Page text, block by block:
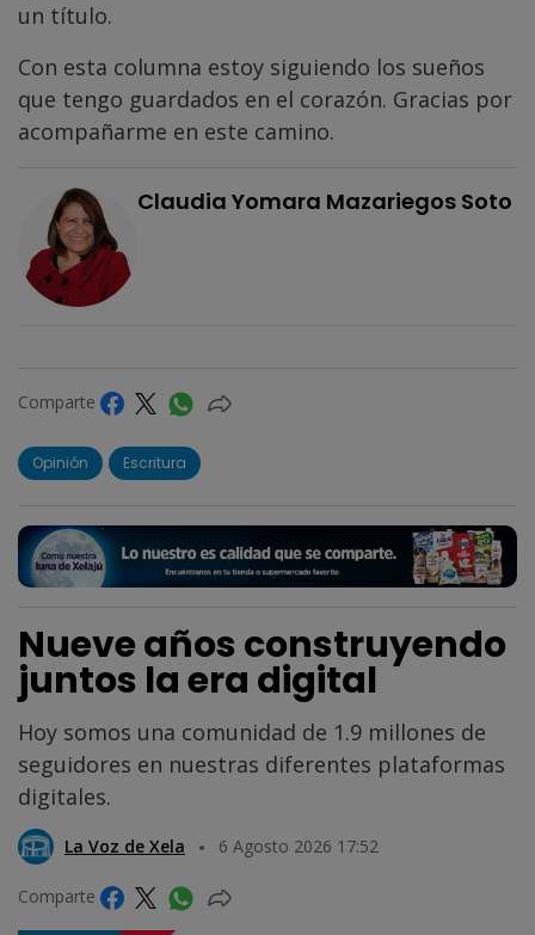
un título.
Con esta columna estoy siguiendo los sueños
que tengo guardados en el corazón. Gracias por
acompañarme en este camino.
Claudia Yomara Mazariegos Soto
Comparte
Opinión Escritura
Nueve años construyendo
juntos la era digital
Hoy somos una comunidad de 1.9 millones de
seguidores en nuestras diferentes plataformas
digitales.
La Voz de Xela 6 Agosto 2026 17:52
Comparte